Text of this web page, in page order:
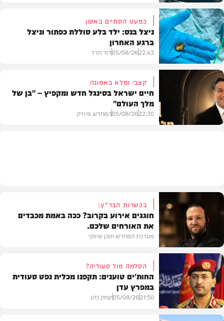
חדשות הרכב
בריאות
כמעט הסתיים באסון
ניצל בנס: ילד בלע סוללת כפתור וניצל
ברגע האחרון
22:43
05/08/26דוד חדד
קצבי ומלא באמונה
חיים ישראל בסינגל חדש ומקפיץ – "בן של
מלך העולם"
22:30
05/08/26המחדש מיוזיק
תוכן שיווקי
בכשרות הבד"ץ:
חוגגים אירוע בקרוב? ככה באמת מכבדים
את האורחים שלכם.
מערכת המחדש תוכן שיווקי
הסלמה מול סעודיה?
החות'ים טוענים: תקפנו מכלית נפט סעודית
במפרץ עדן
21:50
05/08/26יצחק כהן